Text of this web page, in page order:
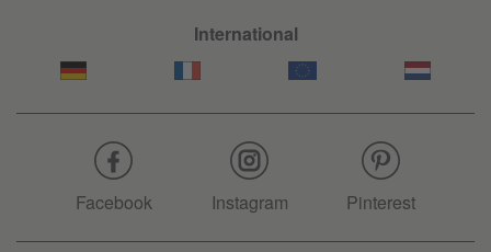
International
Facebook Instagram Pinterest